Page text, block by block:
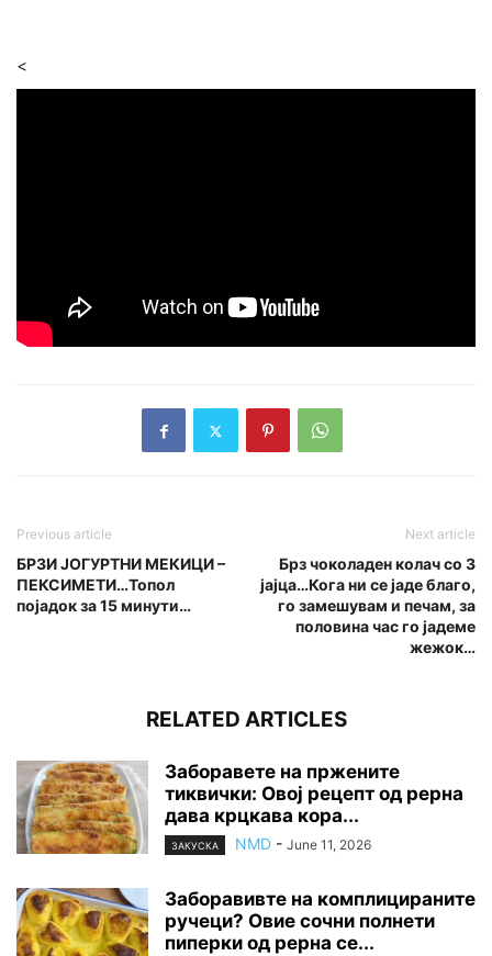
<
Previous article
БРЗИ ЈОГУРТНИ МЕКИЦИ –
ПЕКСИМЕТИ…Топол
појадок за 15 минути…
Next article
Брз чоколаден колач со 3
јајца…Кога ни се јаде благо,
го замешувам и печам, за
половина час го јадеме
жежок…
RELATED ARTICLES
Заборавете на пржените
тиквички: Овој рецепт од рерна
дава крцкава кора...
ЗАКУСКА NMD - June 11, 2026
Заборавивте на комплицираните
ручеци? Овие сочни полнети
пиперки од рерна се...